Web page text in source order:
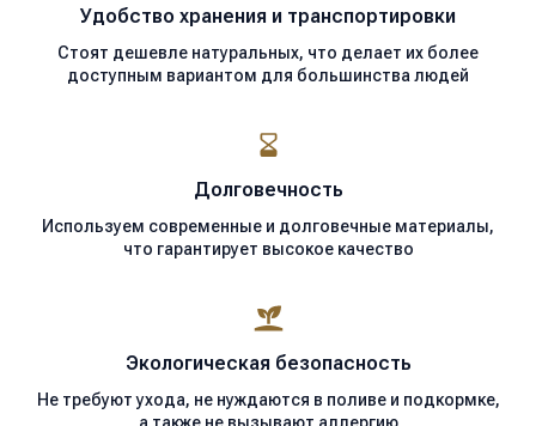
Удобство хранения и транспортировки
Стоят дешевле натуральных, что делает их более
доступным вариантом для большинства людей
Долговечность
Используем современные и долговечные материалы,
что гарантирует высокое качество
Экологическая безопасность
Не требуют ухода, не нуждаются в поливе и подкормке,